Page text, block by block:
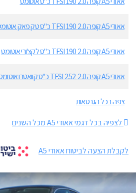
אאודי A5 קופה 2.0 TFSI 190 כ"ס טק פאק אוטומט
אאודי A5 קופה 2.0 TFSI 190 כ"ס לקצ'ורי אוטומט
אאודי A5 קופה 2.0 TFSI 252 כ"ס קוואטרו אוטומט
צפה בכל הגרסאות
לצפיה בכל דגמי אאודי A5 מכל השנים
לקבלת הצעה לביטוח אאודי A5